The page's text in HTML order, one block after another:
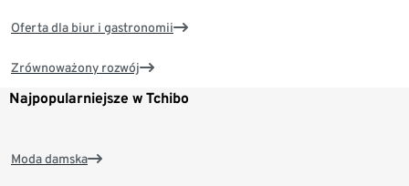
Oferta dla biur i gastronomii
Zrównoważony rozwój
Najpopularniejsze w Tchibo
Moda damska